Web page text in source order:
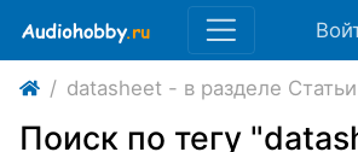
datasheet - в разделе Статьи
Поиск по тегу